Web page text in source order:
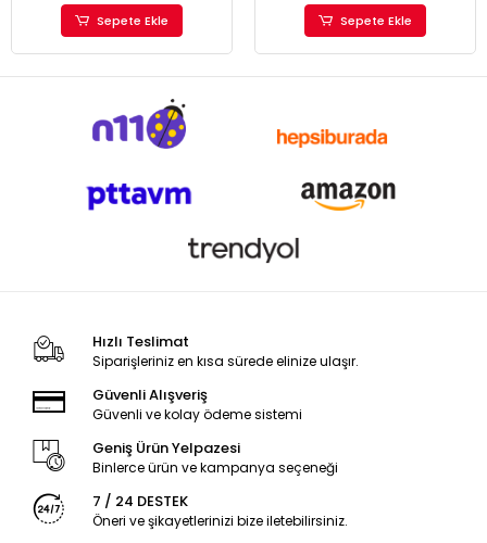
Sepete Ekle Sepete Ekle
Hızlı Teslimat
Siparişleriniz en kısa sürede elinize ulaşır.
Güvenli Alışveriş
Güvenli ve kolay ödeme sistemi
Geniş Ürün Yelpazesi
Binlerce ürün ve kampanya seçeneği
7 / 24 DESTEK
Öneri ve şikayetlerinizi bize iletebilirsiniz.